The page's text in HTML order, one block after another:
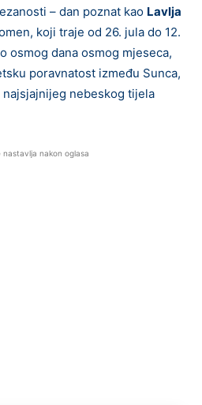
– dan poznat kao Lavlja
koji traje od 26. jula do 12.
osmog dana osmog mjeseca,
poravnatost između Sunca,
nebeskog tijela
nastavlja nakon oglasa